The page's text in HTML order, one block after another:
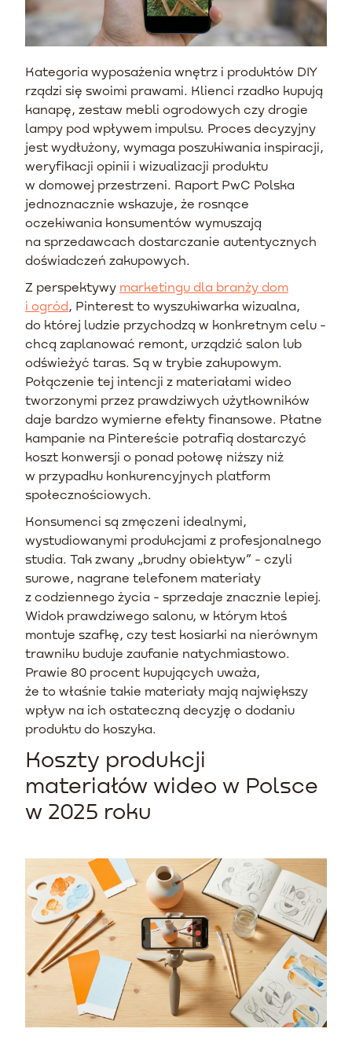
Kategoria wyposażenia wnętrz i produktów DIY
rządzi się swoimi prawami. Klienci rzadko kupują
kanapę, zestaw mebli ogrodowych czy drogie
lampy pod wpływem impulsu. Proces decyzyjny
jest wydłużony, wymaga poszukiwania inspiracji,
weryfikacji opinii i wizualizacji produktu
w domowej przestrzeni. Raport PwC Polska
jednoznacznie wskazuje, że rosnące
oczekiwania konsumentów wymuszają
na sprzedawcach dostarczanie autentycznych
doświadczeń zakupowych.
Z perspektywy marketingu dla branży dom
i ogród, Pinterest to wyszukiwarka wizualna,
do której ludzie przychodzą w konkretnym celu -
chcą zaplanować remont, urządzić salon lub
odświeżyć taras. Są w trybie zakupowym.
Połączenie tej intencji z materiałami wideo
tworzonymi przez prawdziwych użytkowników
daje bardzo wymierne efekty finansowe. Płatne
kampanie na Pintereście potrafią dostarczyć
koszt konwersji o ponad połowę niższy niż
w przypadku konkurencyjnych platform
społecznościowych.
Konsumenci są zmęczeni idealnymi,
wystudiowanymi produkcjami z profesjonalnego
studia. Tak zwany „brudny obiektyw” - czyli
surowe, nagrane telefonem materiały
z codziennego życia - sprzedaje znacznie lepiej.
Widok prawdziwego salonu, w którym ktoś
montuje szafkę, czy test kosiarki na nierównym
trawniku buduje zaufanie natychmiastowo.
Prawie 80 procent kupujących uważa,
że to właśnie takie materiały mają największy
wpływ na ich ostateczną decyzję o dodaniu
produktu do koszyka.
Koszty produkcji
materiałów wideo w Polsce
w 2025 roku